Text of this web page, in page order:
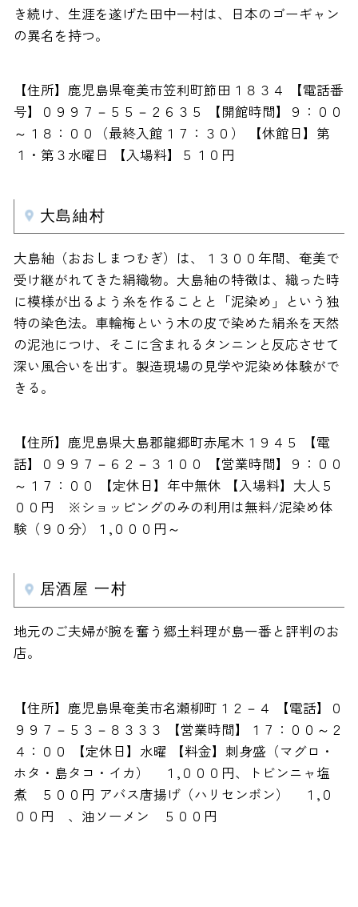
き続け、生涯を遂げた田中一村は、日本のゴーギャン
の異名を持つ。
【住所】鹿児島県奄美市笠利町節田１８３４ 【電話番
号】０９９７－５５－２６３５ 【開館時間】９：００
～１８：００（最終入館１７：３０） 【休館日】第
１・第３水曜日 【入場料】５１０円
大島紬村
大島紬（おおしまつむぎ）は、１３００年間、奄美で
受け継がれてきた絹織物。大島紬の特徴は、織った時
に模様が出るよう糸を作ることと「泥染め」という独
特の染色法。車輪梅という木の皮で染めた絹糸を天然
の泥池につけ、そこに含まれるタンニンと反応させて
深い風合いを出す。製造現場の見学や泥染め体験がで
きる。
【住所】鹿児島県大島郡龍郷町赤尾木１９４５ 【電
話】０９９７－６２－３１００ 【営業時間】９：００
～１７：００ 【定休日】年中無休 【入場料】大人５
００円 ※ショッピングのみの利用は無料/泥染め体
験（９０分）１,０００円～
居酒屋 一村
地元のご夫婦が腕を奮う郷土料理が島一番と評判のお
店。
【住所】鹿児島県奄美市名瀬柳町１２－４ 【電話】０
９９７－５３－８３３３ 【営業時間】１７：００～２
４：００ 【定休日】水曜 【料金】刺身盛（マグロ・
ホタ・島タコ・イカ） １,０００円、トビンニャ塩
煮 ５００円 アバス唐揚げ（ハリセンボン） １,０
００円 、油ソーメン ５００円